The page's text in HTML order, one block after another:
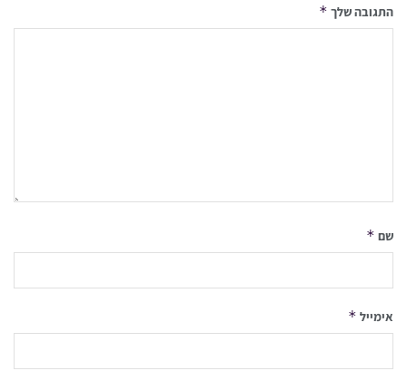
התגובה שלך *
שם *
אימייל *